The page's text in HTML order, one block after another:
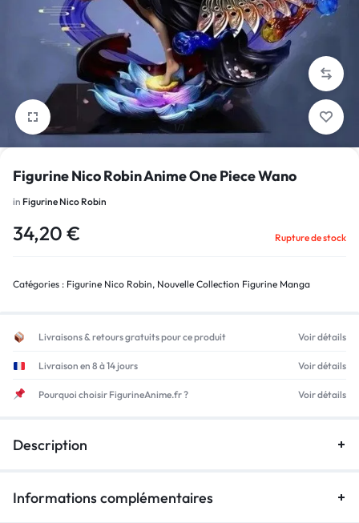
1/7
Figurine Nico Robin Anime One Piece Wano
in Figurine Nico Robin
34,20 € Rupture de stock
Catégories : Figurine Nico Robin, Nouvelle Collection Figurine Manga
Livraisons & retours gratuits pour ce produit Voir détails
Livraison en 8 à 14 jours Voir détails
Pourquoi choisir FigurineAnime.fr ? Voir détails
Description
Informations complémentaires